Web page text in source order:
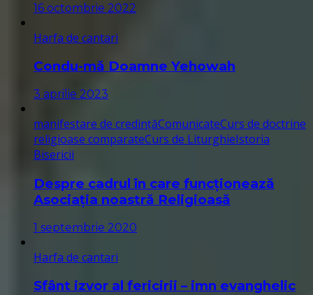
16 octombrie 2022
Harfa de cantari
Condu-mă Doamne Yehowah
3 aprilie 2023
manifestare de credințăComunicateCurs de doctrine
religioase comparateCurs de LiturghieIstoria
Bisericii
Despre cadrul în care funcționează
Asociația noastră Religioasă
1 septembrie 2020
Harfa de cantari
Sfânt izvor al fericirii – imn evanghelic